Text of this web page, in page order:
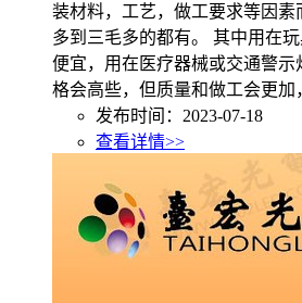
装材料，工艺，做工要求等因
多到三毛多的都有。 其中用在
便宜，用在医疗器械或交通警
格会高些，但质量和做工会更加
发布时间：2023-07-18
查看详情>>